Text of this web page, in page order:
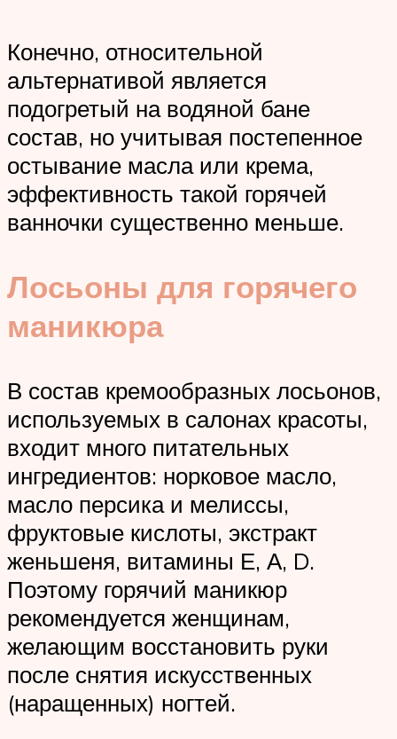
Конечно, относительной
альтернативой является
подогретый на водяной бане
состав, но учитывая постепенное
остывание масла или крема,
эффективность такой горячей
ванночки существенно меньше.
Лосьоны для горячего
маникюра
В состав кремообразных лосьонов,
используемых в салонах красоты,
входит много питательных
ингредиентов: норковое масло,
масло персика и мелиссы,
фруктовые кислоты, экстракт
женьшеня, витамины Е, А, D.
Поэтому горячий маникюр
рекомендуется женщинам,
желающим восстановить руки
после снятия искусственных
(наращенных) ногтей.